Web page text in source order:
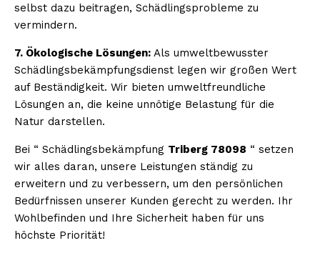
selbst dazu beitragen, Schädlingsprobleme zu
vermindern.
7. Ökologische Lösungen: Als umweltbewusster
Schädlingsbekämpfungsdienst legen wir großen Wert
auf Beständigkeit. Wir bieten umweltfreundliche
Lösungen an, die keine unnötige Belastung für die
Natur darstellen.
Bei “ Schädlingsbekämpfung Triberg 78098 “ setzen
wir alles daran, unsere Leistungen ständig zu
erweitern und zu verbessern, um den persönlichen
Bedürfnissen unserer Kunden gerecht zu werden. Ihr
Wohlbefinden und Ihre Sicherheit haben für uns
höchste Priorität!